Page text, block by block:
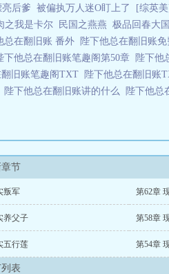
亮后爹 被偏执万人迷O盯上了
[综英
之我是卡尔 民国之燕燕 极品回春大
总在翻旧账 番外 陛下他总在翻旧账
下他总在翻旧账笔趣阁第50章 陛下他
翻旧账笔趣阁TXT 陛下他总在翻旧账
陛下他总在翻旧账讲的什么 陛下他总
章节
叛军 第62章
养父子 第58章
五行莲 第54章
表